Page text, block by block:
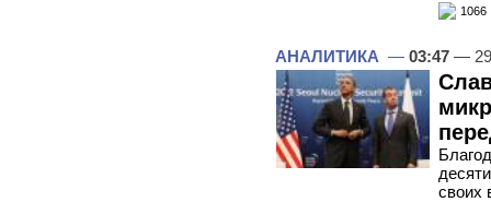
1066
АНАЛИТИКА — 03:47 —
своих